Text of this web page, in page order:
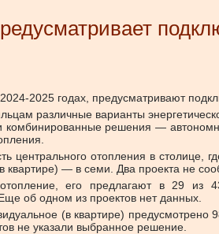
2025 годах, предусматривают
различные варианты
решения —
центрального отопления в
квартире) — в семи. Два проекта не
его предлагают в 29 из
об одном из проектов нет данных.
(в квартире)
не указали выбранное решение.